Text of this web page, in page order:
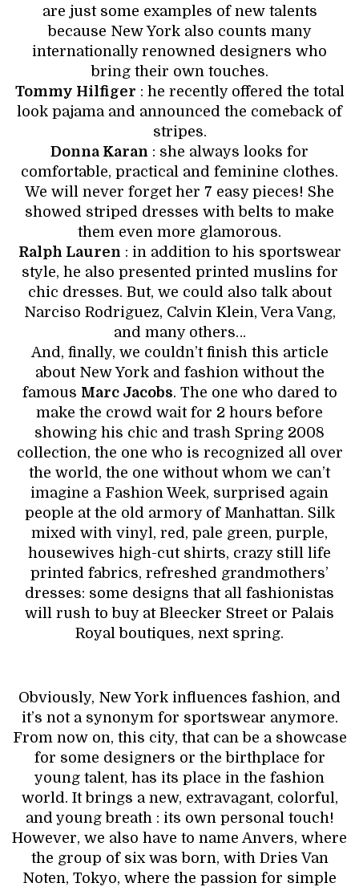
are just some examples of new talents
because New York also counts many
internationally renowned designers who
bring their own touches.
Tommy Hilfiger : he recently offered the total
look pajama and announced the comeback of
stripes.
Donna Karan : she always looks for
comfortable, practical and feminine clothes.
We will never forget her 7 easy pieces! She
showed striped dresses with belts to make
them even more glamorous.
Ralph Lauren : in addition to his sportswear
style, he also presented printed muslins for
chic dresses. But, we could also talk about
Narciso Rodriguez, Calvin Klein, Vera Vang,
and many others…
And, finally, we couldn’t finish this article
about New York and fashion without the
famous Marc Jacobs. The one who dared to
make the crowd wait for 2 hours before
showing his chic and trash Spring 2008
collection, the one who is recognized all over
the world, the one without whom we can’t
imagine a Fashion Week, surprised again
people at the old armory of Manhattan. Silk
mixed with vinyl, red, pale green, purple,
housewives high-cut shirts, crazy still life
printed fabrics, refreshed grandmothers’
dresses: some designs that all fashionistas
will rush to buy at Bleecker Street or Palais
Royal boutiques, next spring.
Obviously, New York influences fashion, and
it’s not a synonym for sportswear anymore.
From now on, this city, that can be a showcase
for some designers or the birthplace for
young talent, has its place in the fashion
world. It brings a new, extravagant, colorful,
and young breath : its own personal touch!
However, we also have to name Anvers, where
the group of six was born, with Dries Van
Noten, Tokyo, where the passion for simple